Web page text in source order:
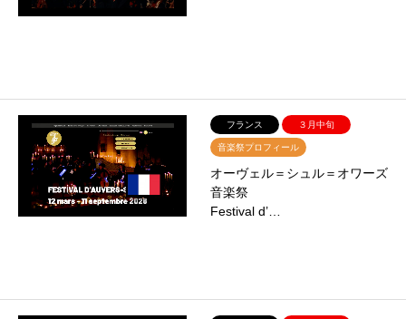
フランス ３月中旬
音楽祭プロフィール
オーヴェル＝シュル＝オワーズ
音楽祭
Festival d’…